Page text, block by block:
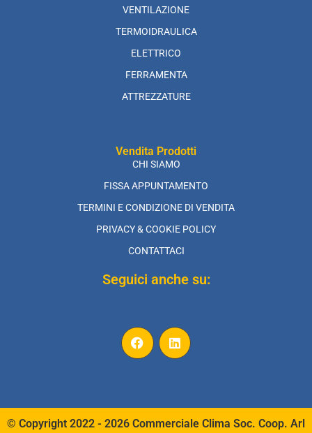
VENTILAZIONE
TERMOIDRAULICA
ELETTRICO
FERRAMENTA
ATTREZZATURE
Vendita Prodotti
CHI SIAMO
FISSA APPUNTAMENTO
TERMINI E CONDIZIONE DI VENDITA
PRIVACY & COOKIE POLICY
CONTATTACI
Seguici anche su:
© Copyright 2022 - 2026 Commerciale Clima Soc. Coop. Arl